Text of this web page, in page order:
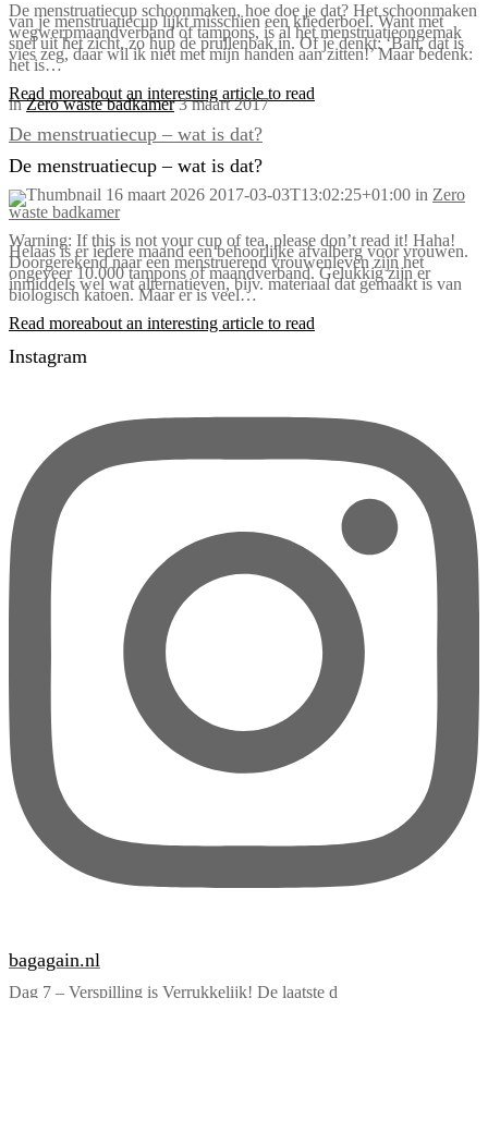
De menstruatiecup schoonmaken, hoe doe je dat? Het schoonmaken
van je menstruatiecup lijkt misschien een kliederboel. Want met
wegwerpmaandverband of tampons, is al het menstruatieongemak
snel uit het zicht, zo hup de prullenbak in. Of je denkt: ‘Bah, dat is
vies zeg, daar wil ik niet met mijn handen aan zitten!’ Maar bedenk:
het is…
Read moreabout an interesting article to read
inZero waste badkamer 3 maart 2017
De menstruatiecup – wat is dat?
De menstruatiecup – wat is dat?
16 maart 2026 2017-03-03T13:02:25+01:00 in Zero
waste badkamer
Warning: If this is not your cup of tea, please don’t read it! Haha!
Helaas is er iedere maand een behoorlijke afvalberg voor vrouwen.
Doorgerekend naar een menstruerend vrouwenleven zijn het
ongeveer 10.000 tampons of maandverband. Gelukkig zijn er
inmiddels wel wat alternatieven, bijv. materiaal dat gemaakt is van
biologisch katoen. Maar er is veel…
Read moreabout an interesting article to read
Instagram
bagagain.nl
Dag 7 – Verspilling is Verrukkelijk! De laatste d